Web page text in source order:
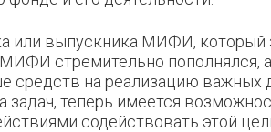
или выпускника МИФИ, который
стремительно пополнялся, а
средств на реализацию важных
задач, теперь имеется
содействовать этой